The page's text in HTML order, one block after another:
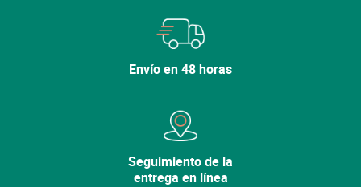
Envío en 48 horas
Seguimiento de la
entrega en línea